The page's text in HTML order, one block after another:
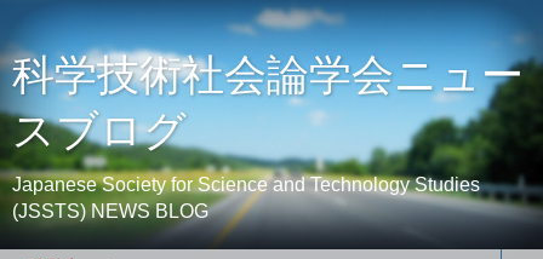
科学技術社会論学会ニュー
スブログ
Japanese Society for Science and Technology Studies
(JSSTS) NEWS BLOG